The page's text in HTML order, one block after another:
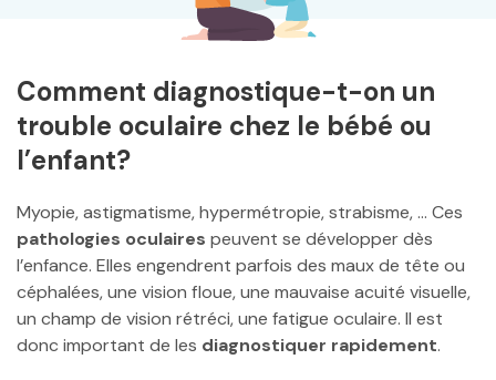
Comment diagnostique-t-on un
trouble oculaire chez le bébé ou
l’enfant?
Myopie, astigmatisme, hypermétropie, strabisme, … Ces
pathologies oculaires peuvent se développer dès
l’enfance. Elles engendrent parfois des maux de tête ou
céphalées, une vision floue, une mauvaise acuité visuelle,
un champ de vision rétréci, une fatigue oculaire. Il est
donc important de les diagnostiquer rapidement.